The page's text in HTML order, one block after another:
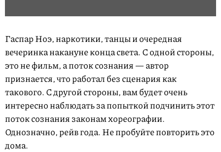
Гаспар Ноэ, наркотики, танцы и очередная
вечеринка накануне конца света. С одной стороны,
это не фильм, а поток сознания — автор
признается, что работал без сценария как
такового. С другой стороны, вам будет очень
интересно наблюдать за попыткой подчинить этот
поток сознания законам хореографии.
Однозначно, рейв года. Не пробуйте повторить это
дома.